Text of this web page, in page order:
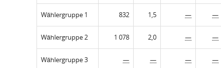
Wählergruppe 1 832 1,5 — —
Wählergruppe 2 1 078 2,0 — —
Wählergruppe 3 — — — —